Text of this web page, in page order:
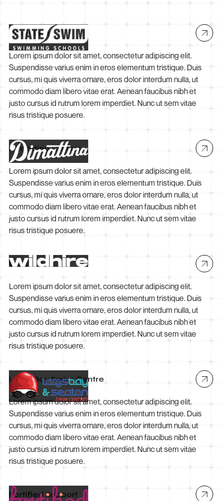
State Swim
Lorem ipsum dolor sit amet, consectetur adipiscing elit.
Suspendisse varius enim in eros elementum tristique. Duis
cursus, mi quis viverra ornare, eros dolor interdum nulla, ut
commodo diam libero vitae erat. Aenean faucibus nibh et
justo cursus id rutrum lorem imperdiet. Nunc ut sem vitae
risus tristique posuere.
Dimattina Coffee
Lorem ipsum dolor sit amet, consectetur adipiscing elit.
Suspendisse varius enim in eros elementum tristique. Duis
cursus, mi quis viverra ornare, eros dolor interdum nulla, ut
commodo diam libero vitae erat. Aenean faucibus nibh et
justo cursus id rutrum lorem imperdiet. Nunc ut sem vitae
risus tristique posuere.
Wildhire
Lorem ipsum dolor sit amet, consectetur adipiscing elit.
Suspendisse varius enim in eros elementum tristique. Duis
cursus, mi quis viverra ornare, eros dolor interdum nulla, ut
commodo diam libero vitae erat. Aenean faucibus nibh et
justo cursus id rutrum lorem imperdiet. Nunc ut sem vitae
risus tristique posuere.
Largs Bay Swim Centre
Lorem ipsum dolor sit amet, consectetur adipiscing elit.
Suspendisse varius enim in eros elementum tristique. Duis
cursus, mi quis viverra ornare, eros dolor interdum nulla, ut
commodo diam libero vitae erat. Aenean faucibus nibh et
justo cursus id rutrum lorem imperdiet. Nunc ut sem vitae
risus tristique posuere.
Fortified Support